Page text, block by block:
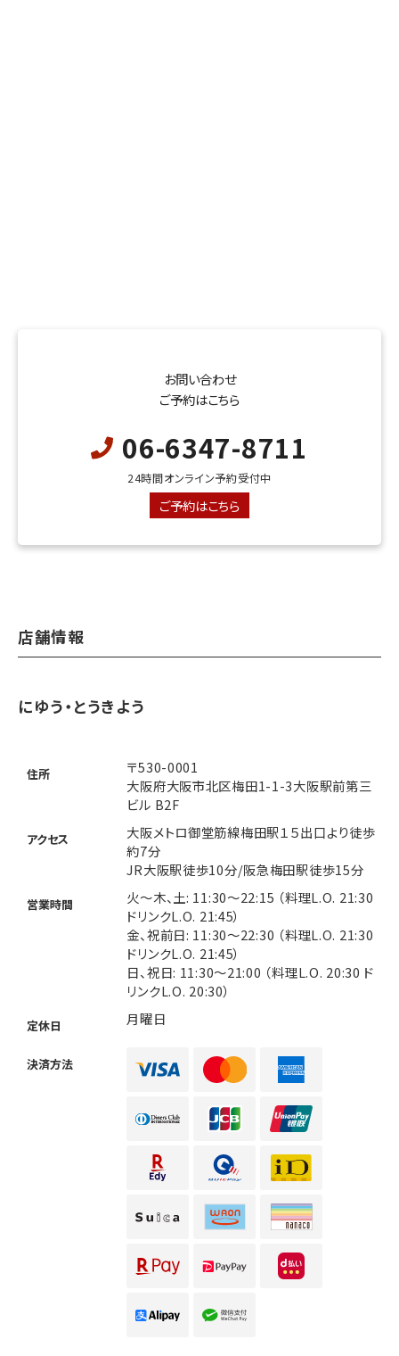
お問い合わせ
ご予約はこちら
06-6347-8711
24時間オンライン予約受付中
ご予約はこちら
店舗情報
にゆう・とうきよう
住所
〒530-0001
大阪府大阪市北区梅田1-1-3大阪駅前第三
ビル B2F
アクセス
大阪メトロ御堂筋線梅田駅１５出口より徒歩
約7分
JR大阪駅徒歩10分/阪急梅田駅徒歩15分
営業時間
火～木、土: 11:30～22:15 （料理L.O. 21:30
ドリンクL.O. 21:45）
金、祝前日: 11:30～22:30 （料理L.O. 21:30
ドリンクL.O. 21:45）
日、祝日: 11:30～21:00 （料理L.O. 20:30 ド
リンクL.O. 20:30）
定休日 月曜日
決済方法